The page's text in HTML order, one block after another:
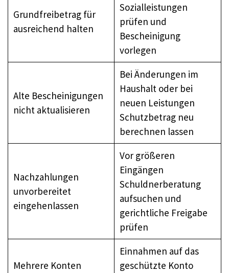
Grundfreibetrag für
ausreichend halten
Sozialleistungen
prüfen und
Bescheinigung
vorlegen
Alte Bescheinigungen
nicht aktualisieren
Bei Änderungen im
Haushalt oder bei
neuen Leistungen
Schutzbetrag neu
berechnen lassen
Nachzahlungen
unvorbereitet
eingehenlassen
Vor größeren
Eingängen
Schuldnerberatung
aufsuchen und
gerichtliche Freigabe
prüfen
Mehrere Konten
Einnahmen auf das
geschützte Konto